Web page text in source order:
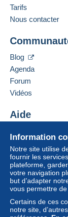
Information
Notre site utilise
fournir les
plateforme,
votre navigation
but d’adapter
vous permettre
Certains de ces
notre site,
Tarifs
Nous contacter
Blog
Agenda
Forum
Vidéos
Aide
Acheter sur
Vendre sur
Un site sécurisé